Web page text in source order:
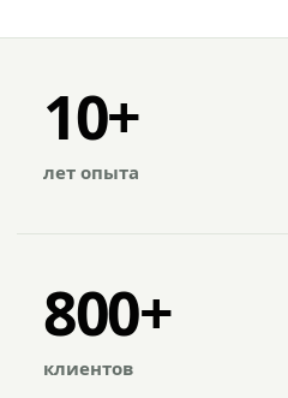
10+
лет опыта
800+
клиентов